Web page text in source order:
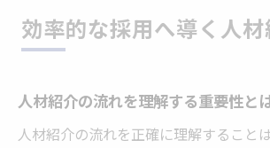
人材紹介サービスの基本手順を解説
人材紹介サービス利用開始の
人材紹介の登録から面接調整
人材紹介会社が行う候補者提
効率的な採用へ導く人
人材紹介の流れを理解する重要性と
人材紹介の流れを正確に理解すること